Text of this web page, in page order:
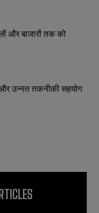
और बाजारों तक को
उन्नत तकनीकी सहयोग